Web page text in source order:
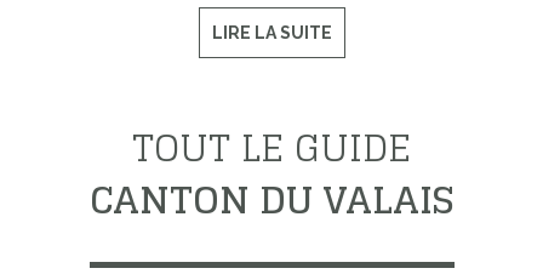
LIRE LA SUITE
TOUT LE GUIDE
CANTON DU VALAIS